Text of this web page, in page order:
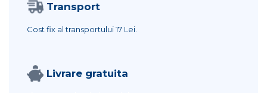
Transport
Cost fix al transportului17 Lei.
Livrare gratuita